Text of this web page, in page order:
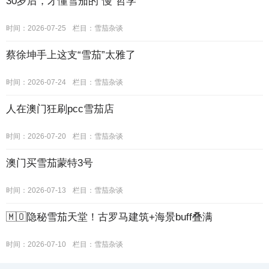
时间：2026-07-25 栏目： 雪茄杂谈
蔡徐坤手上这支“雪茄”太雅了
时间：2026-07-24 栏目： 雪茄杂谈
人在澳门狂刷pcc雪茄店
时间：2026-07-20 栏目： 雪茄杂谈
澳门买雪茄蒙特3号
时间：2026-07-13 栏目： 雪茄杂谈
🇲🇴隐秘雪茄天堂！古罗马建筑+海景buff叠满
时间：2026-07-10 栏目： 雪茄杂谈